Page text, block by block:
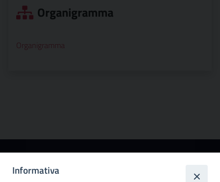
Organigramma
Organigramma
metropolitana di
Informativa